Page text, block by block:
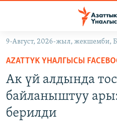
Навигацияга
өтүңүз
Издөөгө
салыңызКЫРГЫЗСТАН
ДҮЙНӨ
УКРАИНА
9-Август, 2026-жыл, жекшемби,
AZATTYK ҮНАЛГЫСЫ
Ак үй алдында
байланыштуу
берилди